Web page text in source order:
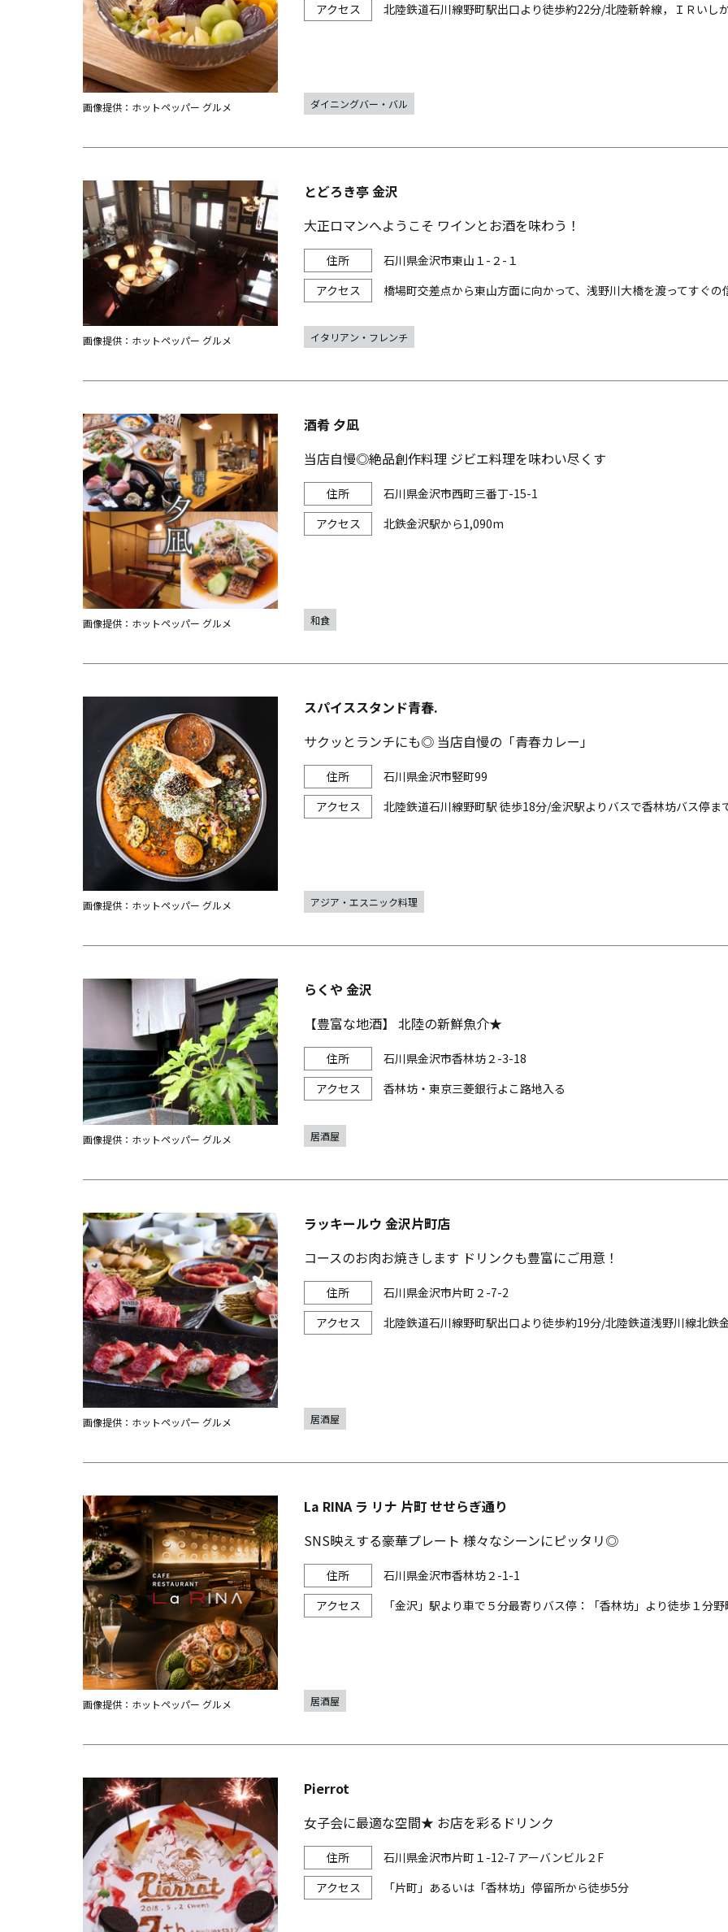
北陸鉄道石川線野町駅出口より徒歩約22分/北陸新幹線，ＩＲいし
画像提供：ホットペッパー グルメ ダイニングバー・バル
とどろき亭 金沢
大正ロマンへようこそ ワインとお酒を味わう！
石川県金沢市東山１-２-１
橋場町交差点から東山方面に向かって、浅野川大橋を渡ってすぐの
画像提供：ホットペッパー グルメ イタリアン・フレンチ
酒肴 夕凪
当店自慢◎絶品創作料理 ジビエ料理を味わい尽くす
石川県金沢市西町三番丁-15-1
北鉄金沢駅から1,090m
画像提供：ホットペッパー グルメ 和食
スパイススタンド青春.
サクッとランチにも◎ 当店自慢の「青春カレー」
石川県金沢市竪町99
北陸鉄道石川線野町駅 徒歩18分/金沢駅よりバスで香林坊バス停
画像提供：ホットペッパー グルメ アジア・エスニック料理
らくや 金沢
【豊富な地酒】 北陸の新鮮魚介★
石川県金沢市香林坊２-3-18
香林坊・東京三菱銀行よこ路地入る
画像提供：ホットペッパー グルメ 居酒屋
ラッキールウ 金沢片町店
コースのお肉お焼きします ドリンクも豊富にご用意！
石川県金沢市片町２-7-2
北陸鉄道石川線野町駅出口より徒歩約19分/北陸鉄道浅野川線北鉄
画像提供：ホットペッパー グルメ 居酒屋
La RINA ラ リナ 片町 せせらぎ通り
SNS映えする豪華プレート 様々なシーンにピッタリ◎
石川県金沢市香林坊２-1-1
「金沢」駅より車で５分最寄りバス停：「香林坊」より徒歩１分
画像提供：ホットペッパー グルメ 居酒屋
Pierrot
女子会に最適な空間★ お店を彩るドリンク
石川県金沢市片町１-12-7 アーバンビル２F
「片町」あるいは「香林坊」停留所から徒歩5分